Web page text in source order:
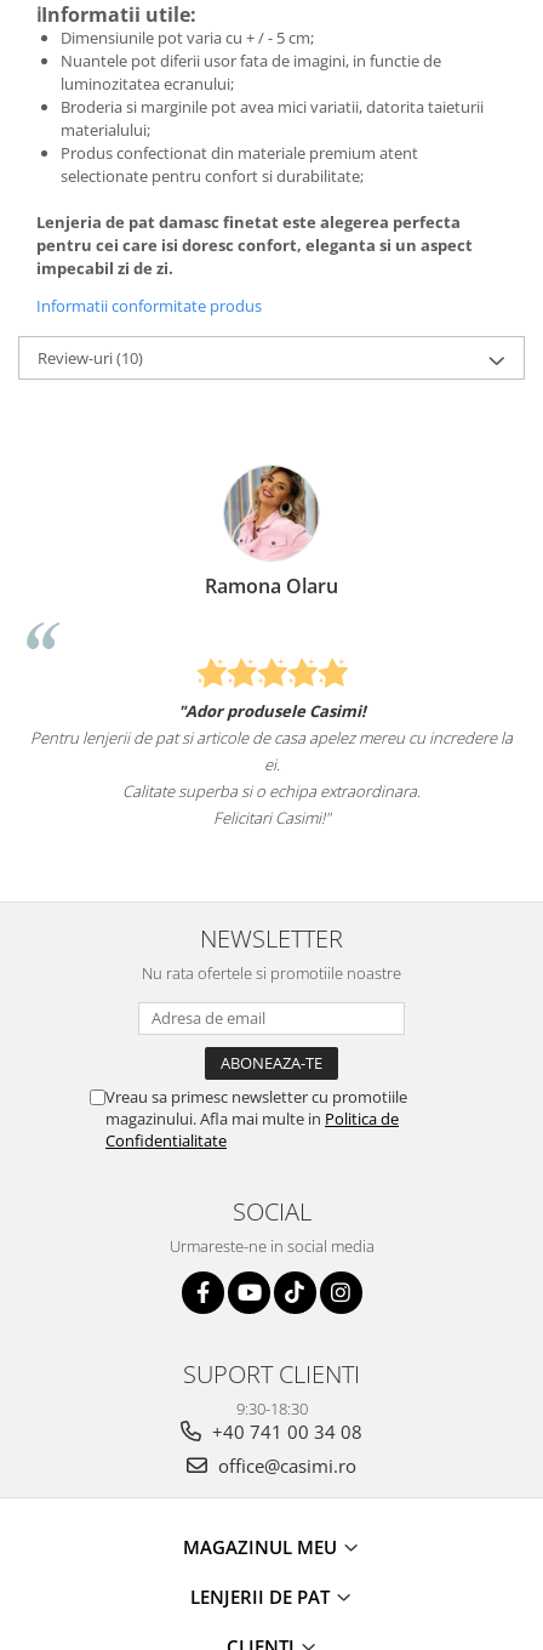
ℹ️Informatii utile:
Dimensiunile pot varia cu + / - 5 cm;
Nuantele pot diferii usor fata de imagini, in functie de
luminozitatea ecranului;
Broderia si marginile pot avea mici variatii, datorita taieturii
materialului;
Produs confectionat din materiale premium atent
selectionate pentru confort si durabilitate;
Lenjeria de pat damasc finetat este alegerea perfecta
pentru cei care isi doresc confort, eleganta si un aspect
impecabil zi de zi.
Informatii conformitate produs
Review-uri(10)
produsele Casimi!
articole de casa apelez mereu cu incredere la
si o echipa extraordinara.
sunteti cei mai buni.
NEWSLETTER
Nu rata ofertele si promotiile noastre
Vreau sa primesc newsletter cu promotiile
magazinului. Afla mai multe in Politica de
Confidentialitate
SOCIAL
Urmareste-ne in social media
SUPORT CLIENTI
9:30-18:30
+40 741 00 34 08
office@casimi.ro
MAGAZINUL MEU
LENJERII DE PAT